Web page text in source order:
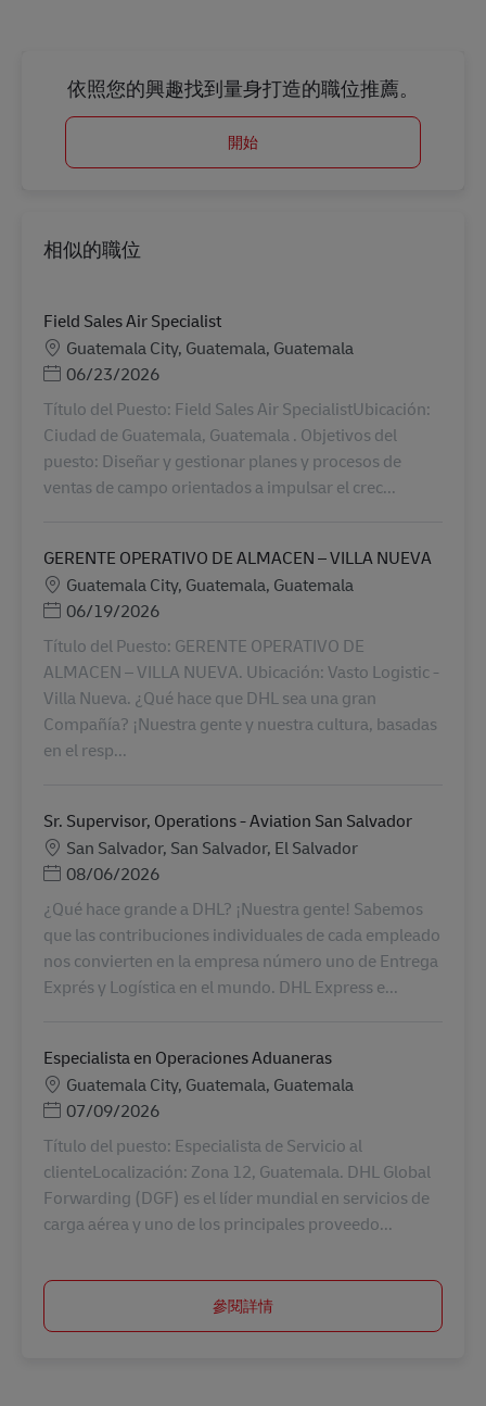
依照您的興趣找到量身打造的職位推薦。
開始
相似的職位
Field Sales Air Specialist
地點Guatemala City, Guatemala, Guatemala
Posted Date
06/23/2026
Título del Puesto: Field Sales Air SpecialistUbicación:
Ciudad de Guatemala, Guatemala . Objetivos del
puesto: Diseñar y gestionar planes y procesos de
ventas de campo orientados a impulsar el crec...
GERENTE OPERATIVO DE ALMACEN – VILLA NUEVA
地點Guatemala City, Guatemala, Guatemala
Posted Date
06/19/2026
Título del Puesto: GERENTE OPERATIVO DE
ALMACEN – VILLA NUEVA. Ubicación: Vasto Logistic -
Villa Nueva. ¿Qué hace que DHL sea una gran
Compañía? ¡Nuestra gente y nuestra cultura, basadas
en el resp...
Sr. Supervisor, Operations - Aviation San Salvador
地點San Salvador, San Salvador, El Salvador
Posted Date
08/06/2026
¿Qué hace grande a DHL? ¡Nuestra gente! Sabemos
que las contribuciones individuales de cada empleado
nos convierten en la empresa número uno de Entrega
Exprés y Logística en el mundo. DHL Express e...
Especialista en Operaciones Aduaneras
地點Guatemala City, Guatemala, Guatemala
Posted Date
07/09/2026
Título del puesto: Especialista de Servicio al
clienteLocalización: Zona 12, Guatemala. DHL Global
Forwarding (DGF) es el líder mundial en servicios de
carga aérea y uno de los principales proveedo...
參閱詳情